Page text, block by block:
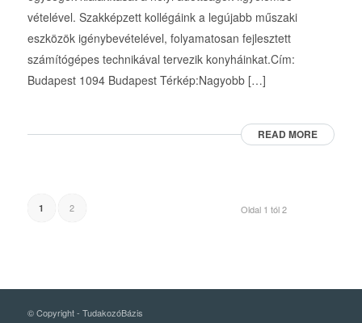
vételével. Szakképzett kollégáink a legújabb műszaki
eszközök igénybevételével, folyamatosan fejlesztett
számítógépes technikával tervezik konyháinkat.Cím:
Budapest 1094 Budapest Térkép:Nagyobb […]
READ MORE
Oldal 1 tól 2
1 2
© Copyright - TudakozóBázis